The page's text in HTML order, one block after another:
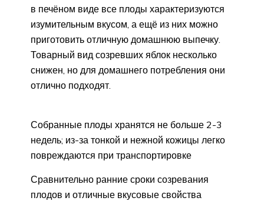
в печёном виде все плоды характеризуются
изумительным вкусом, а ещё из них можно
приготовить отличную домашнюю выпечку.
Товарный вид созревших яблок несколько
снижен, но для домашнего потребления они
отлично подходят.
Собранные плоды хранятся не больше 2-3
недель; из-за тонкой и нежной кожицы легко
повреждаются при транспортировке
Сравнительно ранние сроки созревания
плодов и отличные вкусовые свойства